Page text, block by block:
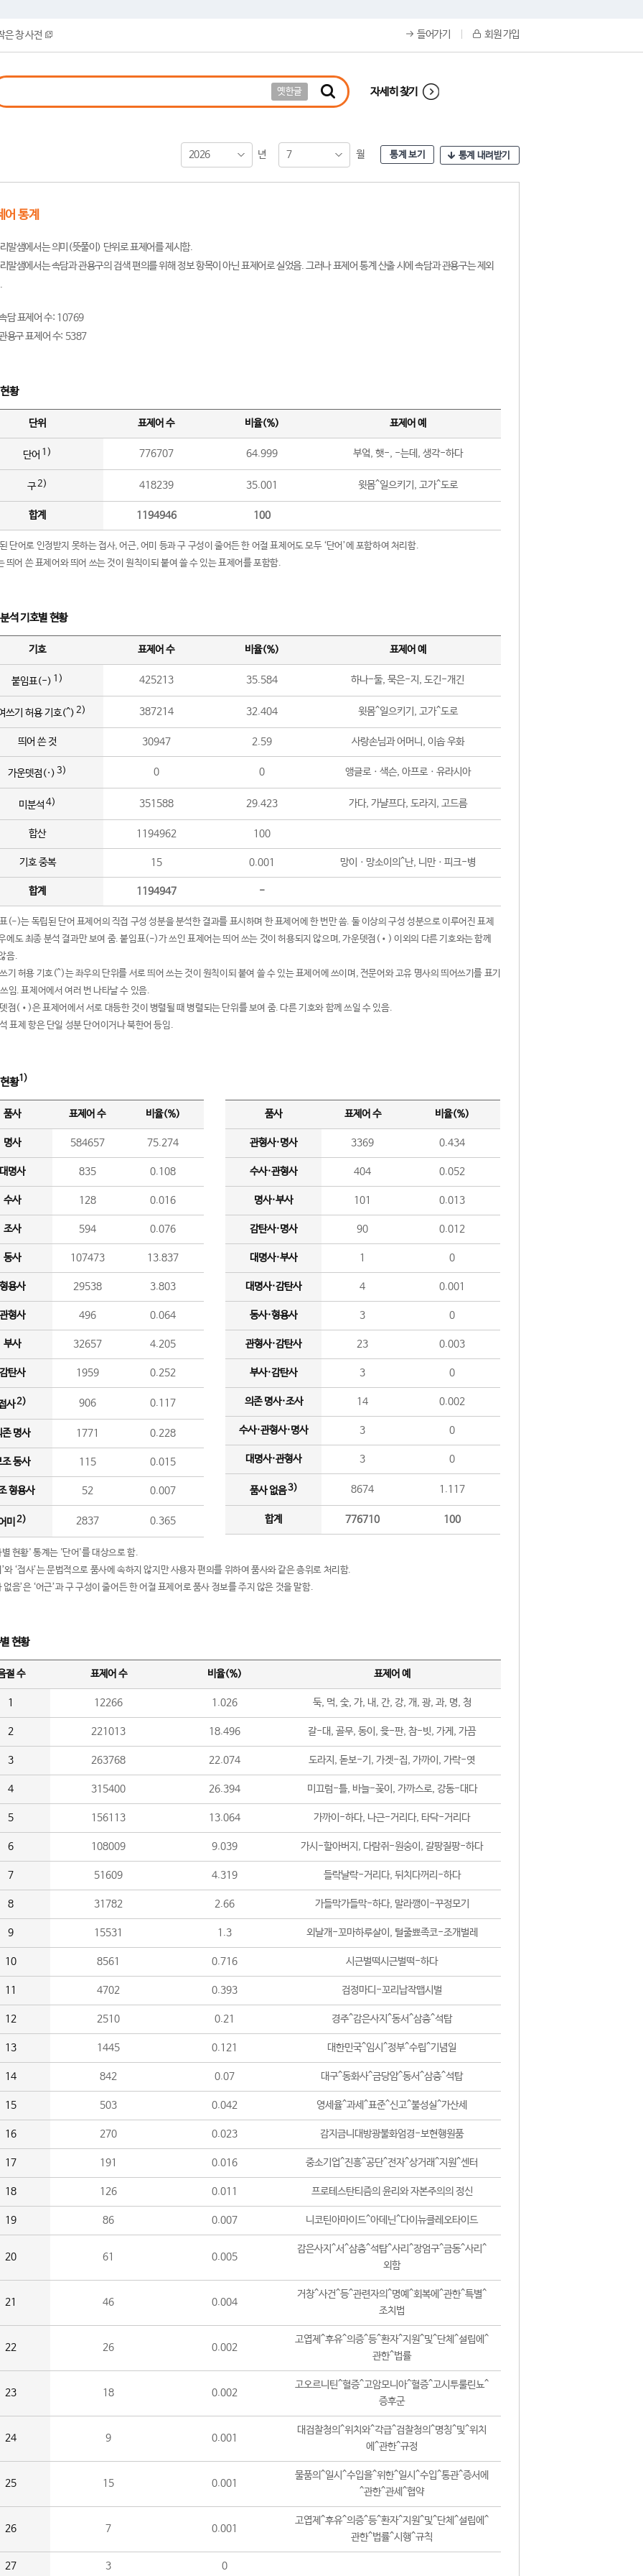
은 창 사전 들어가기 회원 가입
옛한글 자세히 찾기
2026 년 7 월 통계 보기 통계 내려받기
어 통계
말샘에서는 의미(뜻풀이) 단위로 표제어를 제시함.
말샘에서는 속담과 관용구의 검색 편의를 위해 정보 항목이 아닌 표제어로 실었음. 그러나 표제어 통계 산출 시에 속담과 관용구는 제외
담 표제어 수: 10769
용구 표제어 수: 5387
황
단위 표제어 수 비율(%) 표제어 예
단어 1) 776707 64.999 부엌, 햇-, -는데, 생각-하다
구2) 418239 35.001 윗몸^일으키기, 고가^도로
합계 1194946 100
단어로 인정받지 못하는 접사, 어근, 어미 등과 구 구성이 줄어든 한 어절 표제어도 모두 ‘단어’에 포함하여 처리함.
띄어 쓴 표제어와 띄어 쓰는 것이 원칙이되 붙여 쓸 수 있는 표제어를 포함함.
석 기호별 현황
기호 표제어 수 비율(%) 표제어 예
붙임표(-) 1) 425213 35.584 하나-둘, 묵은-지, 도긴-개긴
쓰기 허용 기호(^) 2) 387214 32.404 윗몸^일으키기, 고가^도로
띄어 쓴 것 30947 2.59 사랑손님과 어머니, 이솝 우화
가운뎃점(·) 3) 0 0 앵글로ㆍ색슨, 아프로ㆍ유라시아
미분석 4) 351588 29.423 가다, 가냘프다, 도라지, 고드름
합산 1194962 100
기호 중복 15 0.001 망이ㆍ망소이의^난, 니만ㆍ피크-병
합계 1194947 -
(-)는 독립된 단어 표제어의 직접 구성 성분을 분석한 결과를 표시하며 한 표제어에 한 번만 씀. 둘 이상의 구성 성분으로 이루어진 표제
에도 최종 분석 결과만 보여 줌. 붙임표(-)가 쓰인 표제어는 띄어 쓰는 것이 허용되지 않으며, 가운뎃점(•) 이외의 다른 기호와는 함께
음.
기 허용 기호(^)는 좌우의 단위를 서로 띄어 쓰는 것이 원칙이되 붙여 쓸 수 있는 표제어에 쓰이며, 전문어와 고유 명사의 띄어쓰기를 표기
임. 표제어에서 여러 번 나타날 수 있음.
점(•)은 표제어에서 서로 대등한 것이 병렬될 때 병렬되는 단위를 보여 줌. 다른 기호와 함께 쓰일 수 있음.
표제 항은 단일 성분 단어이거나 북한어 등임.
황1)
품사 표제어 수 비율(%)
명사 584657 75.274
명사 835 0.108
수사 128 0.016
조사 594 0.076
동사 107473 13.837
용사 29538 3.803
형사 496 0.064
부사 32657 4.205
탄사 1959 0.252
사2) 906 0.117
존 명사 1771 0.228
조 동사 115 0.015
형용사 52 0.007
미 2) 2837 0.365
품사 표제어 수 비율(%)
관형사·명사 3369 0.434
수사·관형사 404 0.052
명사·부사 101 0.013
감탄사·명사 90 0.012
대명사·부사 1 0
대명사·감탄사 4 0.001
동사·형용사 3 0
관형사·감탄사 23 0.003
부사·감탄사 3 0
의존 명사·조사 14 0.002
수사·관형사·명사 3 0
대명사·관형사 3 0
품사 없음3) 8674 1.117
합계 776710 100
현황' 통계는 '단어'를 대상으로 함.
와 ‘접사’는 문법적으로 품사에 속하지 않지만 사용자 편의를 위하여 품사와 같은 층위로 처리함.
없음’은 ‘어근’과 구 구성이 줄어든 한 어절 표제어로 품사 정보를 주지 않은 것을 말함.
현황
절 수 표제어 수 비율(%) 표제어 예
1 12266 1.026 둑, 먹, 숯, 가, 내, 간, 강, 개, 광, 과, 명, 청
2 221013 18.496 갈-대, 골무, 동이, 윷-판, 참-빗, 가게, 가끔
3 263768 22.074 도라지, 돋보-기, 가겟-집, 가까이, 가락-엿
4 315400 26.394 미끄럼-틀, 바늘-꽂이, 가까스로, 강동-대다
5 156113 13.064 가까이-하다, 나근-거리다, 타닥-거리다
6 108009 9.039 가시-할아버지, 다람쥐-원숭이, 갈팡질팡-하다
7 51609 4.319 들락날락-거리다, 뒤치다꺼리-하다
8 31782 2.66 가들막가들막-하다, 말라깽이-꾸정모기
9 15531 1.3 외날개-꼬마하루살이, 털줄뾰족코-조개벌레
10 8561 0.716 시근벌떡시근벌떡-하다
11 4702 0.393 검정마디-꼬리납작맵시벌
12 2510 0.21 경주^감은사지^동서^삼층^석탑
13 1445 0.121 대한민국^임시^정부^수립^기념일
14 842 0.07 대구^동화사^금당암^동서^삼층^석탑
15 503 0.042 영세율^과세^표준^신고^불성실^가산세
16 270 0.023 감지금니대방광불화엄경-보현행원품
17 191 0.016 중소기업^진흥^공단^전자^상거래^지원^센터
18 126 0.011 프로테스탄티즘의 윤리와 자본주의의 정신
19 86 0.007 니코틴아마이드^아데닌^다이뉴클레오타이드
20 61 0.005
감은사지^서^삼층^석탑^사리^장엄구^금동^사리^
외함
21 46 0.004
거창^사건^등^관련자의^명예^회복에^관한^특별^
조치법
22 26 0.002
고엽제^후유^의증^등^환자^지원^및^단체^설립에^
관한^법률
23 18 0.002
고오르니틴^혈증^고암모니아^혈증^고시투룰린뇨^
증후군
24 9 0.001
대검찰청의^위치와^각급^검찰청의^명칭^및^위치
에^관한^규정
25 15 0.001
물품의^일시^수입을^위한^일시^수입^통관^증서에
^관한^관세^협약
26 7 0.001
고엽제^후유^의증^등^환자^지원^및^단체^설립에^
관한^법률^시행^규칙
27 3 0